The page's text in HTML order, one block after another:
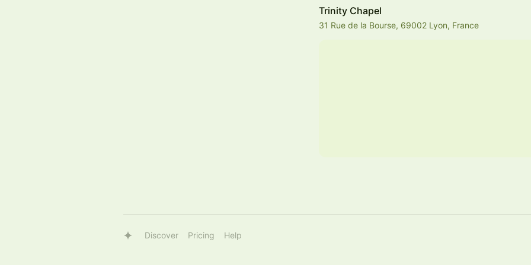
Trinity Chapel
31 Rue de la Bourse, 69002 Lyon, France
Discover Pricing Help